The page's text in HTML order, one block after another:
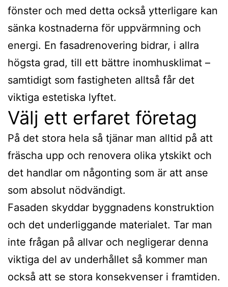
fönster och med detta också ytterligare kan
sänka kostnaderna för uppvärmning och
energi. En fasadrenovering bidrar, i allra
högsta grad, till ett bättre inomhusklimat –
samtidigt som fastigheten alltså får det
viktiga estetiska lyftet.
Välj ett erfaret företag
På det stora hela så tjänar man alltid på att
fräscha upp och renovera olika ytskikt och
det handlar om någonting som är att anse
som absolut nödvändigt.
Fasaden skyddar byggnadens konstruktion
och det underliggande materialet. Tar man
inte frågan på allvar och negligerar denna
viktiga del av underhållet så kommer man
också att se stora konsekvenser i framtiden.